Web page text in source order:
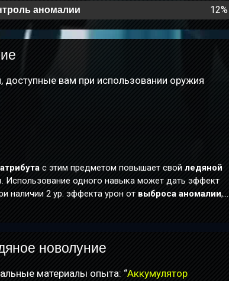
аномалии 12%
вам при использовании оружия
с этим предметом повышает свой ледяной
Использование одного навыка может дать эффект
наличии 2 ур. эффекта урон от выброса аномалии,
новолуние
материалы опыта: “Аккумулятор